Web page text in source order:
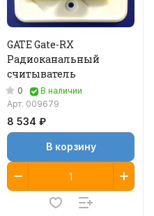
GATE Gate-RX
Радиоканальный
считыватель
0
В наличии
Арт. 009679
8 534 ₽
В корзину